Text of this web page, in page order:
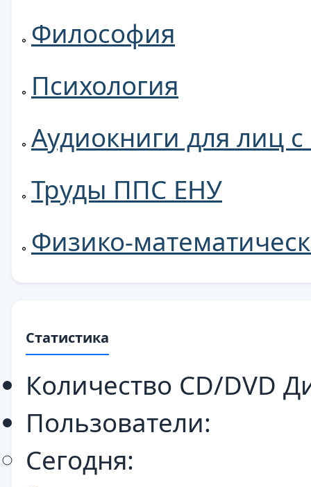
Философия
Психология
Аудиокниги для лиц
Труды ППС ЕНУ
Физико-
Статистика
Количество CD/DVD
Пользователи:
Сегодня: